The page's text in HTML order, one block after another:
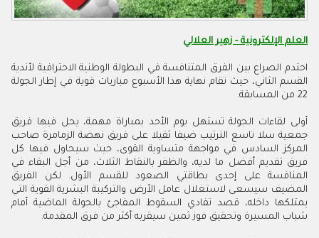
العلم الإلكترونية - زهير العلالي
احتدم الصراع بين الفرق المتنافسة في البطولة الوطنية الاحترافية لأندية
القسم الثاني، حيث تقام نهاية هذا الأسبوع مباريات قوية في إطار الجولة
22 من المسابقة.
أولى لقاءات الجولة تستهل يوم الأحد بمباراة مهمة، يحل فيها فريق
جمعية سلا تاسع الترتيب ضيفا ثقيلا على فريق نهضة الزمامرة صاحب
المركز السادس في مواجهة متساوية القوى، حيث سيحاول فيها كل
فريق تقديم أفضل ما لديه، والظفر بالنقاط الثلاث، من أجل البقاء في
المنافسة على إحدى بطاقتي الصعود للقسم الأول. لكن الفريق
المضيف سيسعى لاستغلال عامل الأرض والتركيبة البشرية القوية التي
يمتلكها داخله، قصد تفادي السقوط المفاجئ بالجولة الماضية أمام
شباب المسيرة وتحقيق فوز ثمين سيقربه أكثر من فرق المقدمة.